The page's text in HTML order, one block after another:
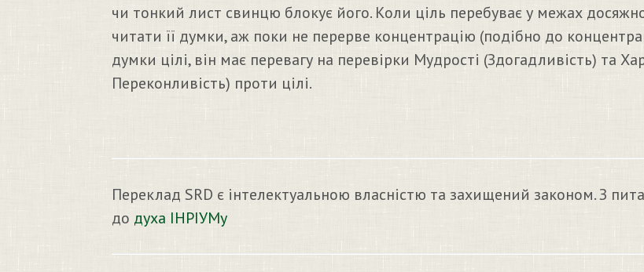
чи тонкий лист свинцю блокує його. Коли ціль перебуває у межах
читати її думки, аж поки не перерве концентрацію (подібно до
думки цілі, він має перевагу на перевірки Мудрості (Здогадливість) та
Переконливість) проти цілі.
Переклад SRD є інтелектуальною власністю та захищений законом. З
до духа ІНРІУМу